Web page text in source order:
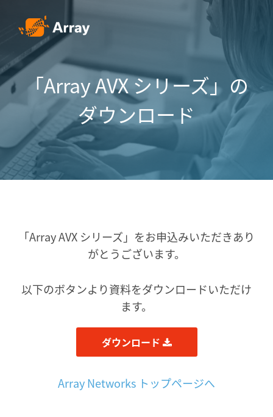
「Array AVX シリーズ」の
ダウンロード
「Array AVX シリーズ」をお申込みいただきあり
がとうございます。
以下のボタンより資料をダウンロードいただけ
ます。
ダウンロード
Array Networks トップページへ